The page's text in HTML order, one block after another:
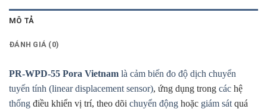
MÔ TẢ
ĐÁNH GIÁ (0)
PR-WPD-55 Pora Vietnam là cảm biến đo độ dịch chuyển
tuyến tính (linear displacement sensor), ứng dụng trong các hệ
thống điều khiển vị trí, theo dõi chuyển động hoặc giám sát quá